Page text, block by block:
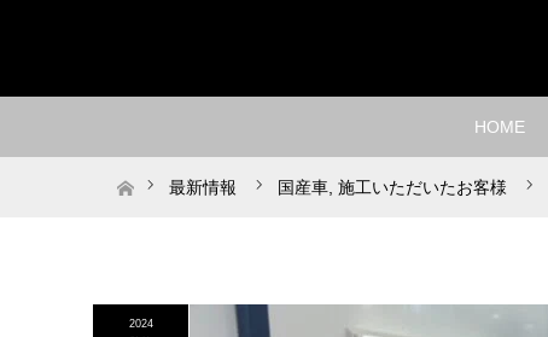
HOME
ホーム最新情報 国産車 施工いただいたお客様
2024